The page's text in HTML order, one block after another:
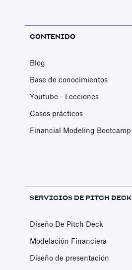
CONTENIDO
Blog
Base de conocimientos
Youtube - Lecciones
Casos prácticos
Financial Modeling Bootcamp
SERVICIOS DE PITCH DECK
Diseño De Pitch Deck
Modelación Financiera
Diseño de presentación